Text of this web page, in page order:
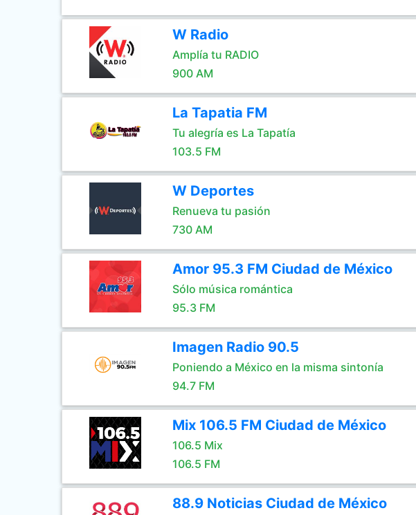
W Radio
Amplía tu RADIO
900 AM
La Tapatia FM
Tu alegría es La Tapatía
103.5 FM
W Deportes
Renueva tu pasión
730 AM
Amor 95.3 FM Ciudad de México
Sólo música romántica
95.3 FM
Imagen Radio 90.5
Poniendo a México en la misma sintonía
94.7 FM
Mix 106.5 FM Ciudad de México
106.5 Mix
106.5 FM
88.9 Noticias Ciudad de México